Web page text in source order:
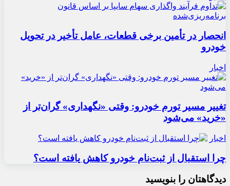
انحصار در تأمین برخی قطعات، عامل تأخیر در تحویل
خودرو
اخبار
تغییر مسیر تورم خودرو: وقتی «نگهداری» گران‌تر از
«خرید» می‌شود
اخبار
چرا استقبال از ثبت‌نام خودرو کاهش یافته است؟
دیدگاهتان را بنویسید